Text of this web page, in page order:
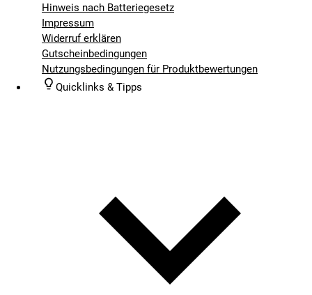
Hinweis nach Batteriegesetz
Impressum
Widerruf erklären
Gutscheinbedingungen
Nutzungsbedingungen für Produktbewertungen
Quicklinks & Tipps